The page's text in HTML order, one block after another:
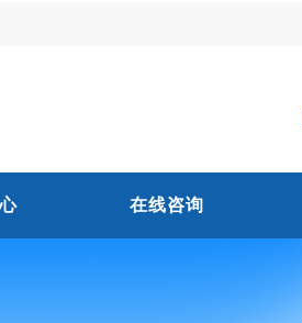
在线咨询